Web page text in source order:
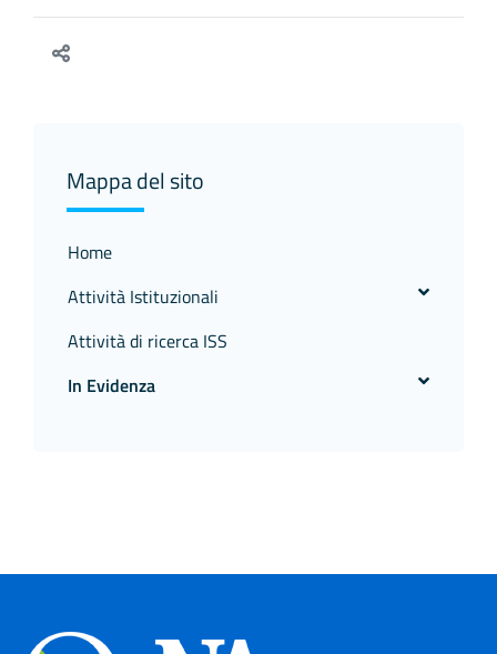
Mappa del sito
Home
Attività Istituzionali
Attività di ricerca ISS
In Evidenza